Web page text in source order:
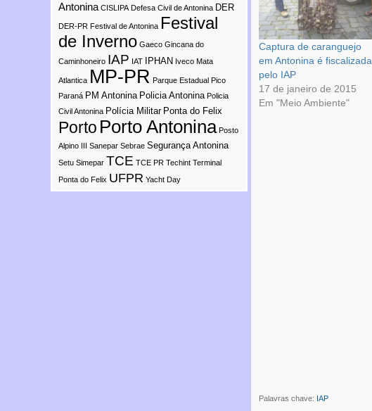
Antonina CISLIPA Defesa Civil de Antonina DER
DER-PR Festival de Antonina Festival
de Inverno Gaeco Gincana do
Caminhoneiro IAP IAT IPHAN Iveco Mata
Atlantica MP-PR Parque Estadual Pico
Paraná PM Antonina Policia Antonina Policia
Civil Antonina Polícia Militar Ponta do Felix
Porto Porto Antonina Posto
Alpino III Sanepar Sebrae Segurança Antonina
Setu Simepar TCE TCE PR Techint Terminal
Ponta do Felix UFPR Yacht Day
Captura de caranguejo
em Antonina é fiscalizada
pelo IAP
17 de janeiro de 2015
Em "Meio Ambiente"
Palavras chave: IAP